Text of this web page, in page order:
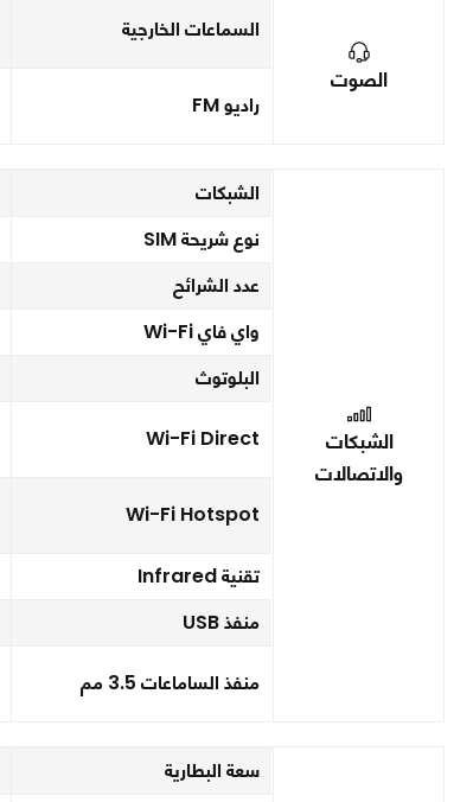
الصوت
السماعات الخارجية
راديو FM
الشبكات
والاتصالات
الشبكات
نوع شريحة SIM
عدد الشرائح
واي فاي Wi-Fi
البلوتوث
Wi-Fi Direct
Wi-Fi Hotspot
تقنية Infrared
منفذ USB
منفذ الساماعات 3.5 مم
سعة البطارية